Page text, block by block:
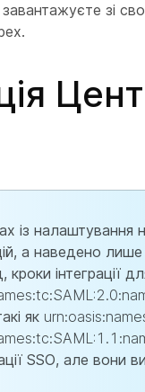
зі
із
а наведено лише
інтеграції
як
SSO, але вони